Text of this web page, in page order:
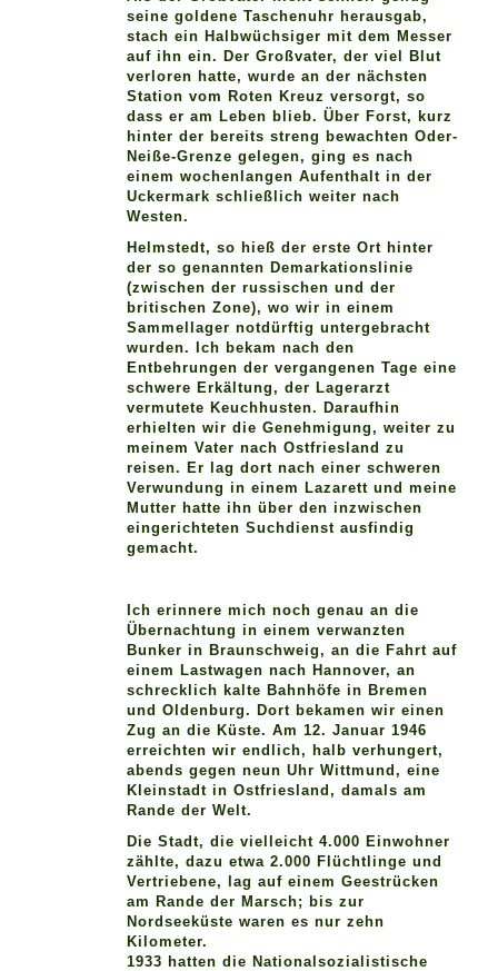
seine goldene Taschenuhr herausgab,
stach ein Halbwüchsiger mit dem Messer
auf ihn ein. Der Großvater, der viel Blut
verloren hatte, wurde an der nächsten
Station vom Roten Kreuz versorgt, so
dass er am Leben blieb. Über Forst, kurz
hinter der bereits streng bewachten Oder-
Neiße-Grenze gelegen, ging es nach
einem wochenlangen Aufenthalt in der
Uckermark schließlich weiter nach
Westen.
Helmstedt, so hieß der erste Ort hinter
der so genannten Demarkationslinie
(zwischen der russischen und der
britischen Zone), wo wir in einem
Sammellager notdürftig untergebracht
wurden. Ich bekam nach den
Entbehrungen der vergangenen Tage eine
schwere Erkältung, der Lagerarzt
vermutete Keuchhusten. Daraufhin
erhielten wir die Genehmigung, weiter zu
meinem Vater nach Ostfriesland zu
reisen. Er lag dort nach einer schweren
Verwundung in einem Lazarett und meine
Mutter hatte ihn über den inzwischen
eingerichteten Suchdienst ausfindig
gemacht.
Ich erinnere mich noch genau an die
Übernachtung in einem verwanzten
Bunker in Braunschweig, an die Fahrt auf
einem Lastwagen nach Hannover, an
schrecklich kalte Bahnhöfe in Bremen
und Oldenburg. Dort bekamen wir einen
Zug an die Küste. Am 12. Januar 1946
erreichten wir endlich, halb verhungert,
abends gegen neun Uhr Wittmund, eine
Kleinstadt in Ostfriesland, damals am
Rande der Welt.
Die Stadt, die vielleicht 4.000 Einwohner
zählte, dazu etwa 2.000 Flüchtlinge und
Vertriebene, lag auf einem Geestrücken
am Rande der Marsch; bis zur
Nordseeküste waren es nur zehn
Kilometer.
1933 hatten die Nationalsozialistische